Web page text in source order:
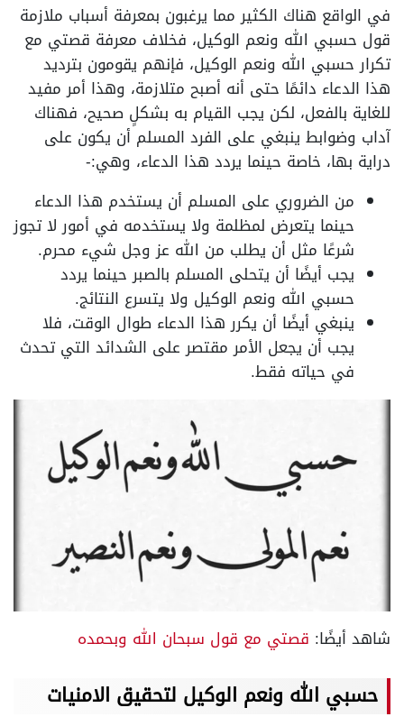
في الواقع هناك الكثير مما يرغبون بمعرفة أسباب ملازمة
قول حسبي الله ونعم الوكيل، فخلاف معرفة قصتي مع
تكرار حسبي الله ونعم الوكيل، فإنهم يقومون بترديد
هذا الدعاء دائمًا حتى أنه أصبح متلازمة، وهذا أمر مفيد
للغاية بالفعل، لكن يجب القيام به بشكلٍ صحيح، فهناك
آداب وضوابط ينبغي على الفرد المسلم أن يكون على
دراية بها، خاصة حينما يردد هذا الدعاء، وهي:-
من الضروري على المسلم أن يستخدم هذا الدعاء
حينما يتعرض لمظلمة ولا يستخدمه في أمور لا تجوز
شرعًا مثل أن يطلب من الله عز وجل شيء محرم.
يجب أيضًا أن يتحلى المسلم بالصبر حينما يردد
حسبي الله ونعم الوكيل ولا يتسرع النتائج.
ينبغي أيضًا أن يكرر هذا الدعاء طوال الوقت، فلا
يجب أن يجعل الأمر مقتصر على الشدائد التي تحدث
في حياته فقط.
شاهد أيضًا: قصتي مع قول سبحان الله وبحمده
حسبي الله ونعم الوكيل لتحقيق الامنيات